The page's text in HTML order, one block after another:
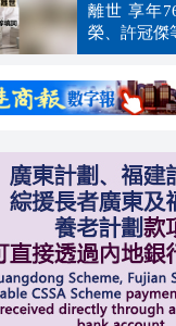
離世 享年
榮、許冠傑